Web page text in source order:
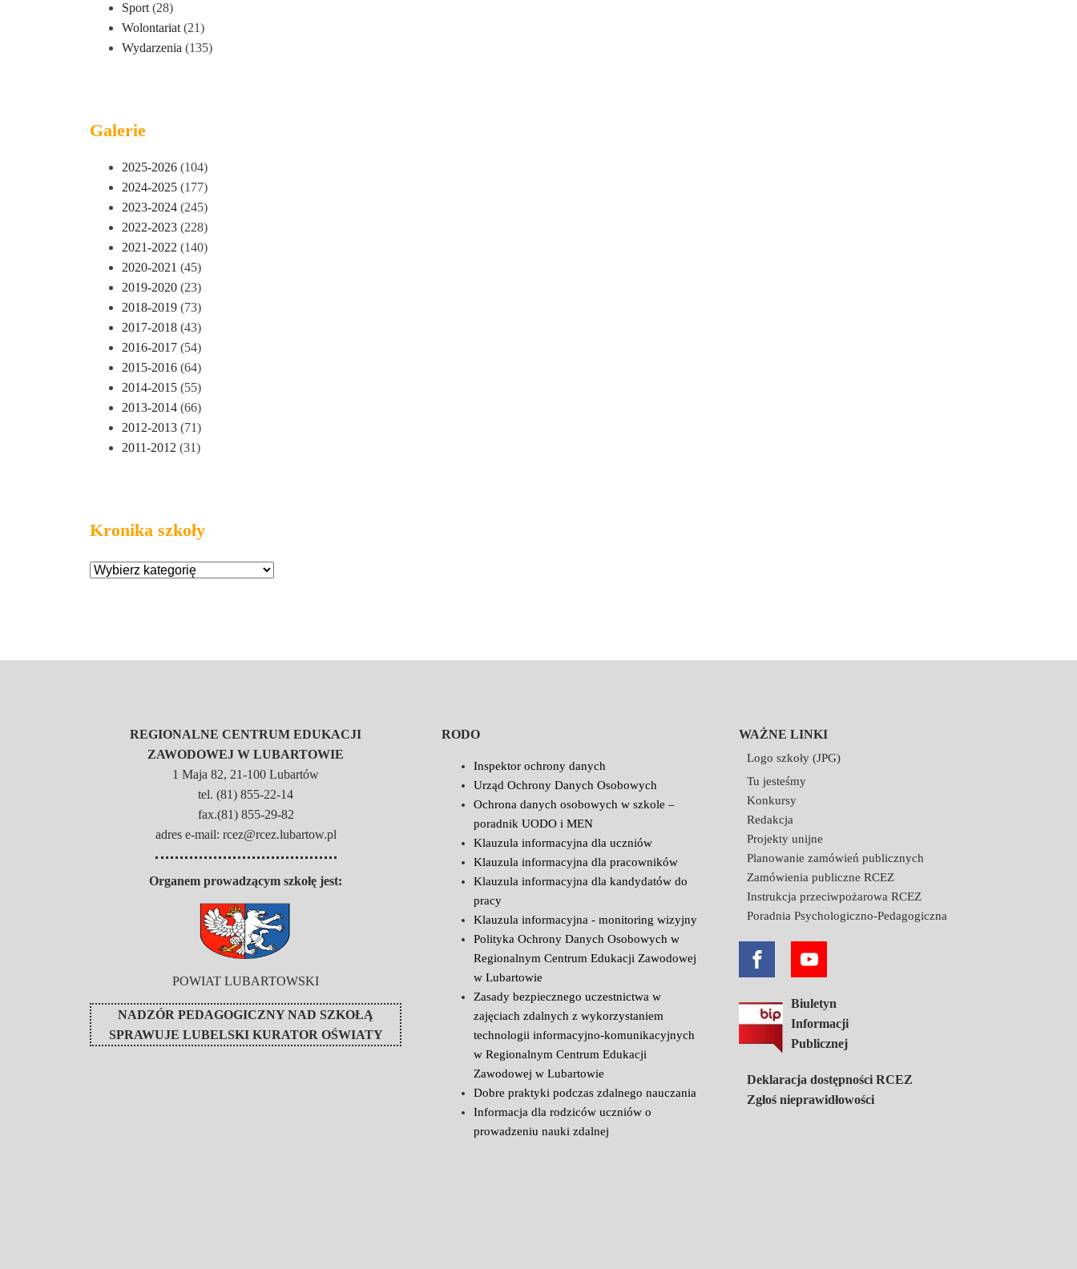
Sport (28)
Wolontariat (21)
Wydarzenia (135)
Galerie
2025-2026 (104)
2024-2025 (177)
2023-2024 (245)
2022-2023 (228)
2021-2022 (140)
2020-2021 (45)
2019-2020 (23)
2018-2019 (73)
2017-2018 (43)
2016-2017 (54)
2015-2016 (64)
2014-2015 (55)
2013-2014 (66)
2012-2013 (71)
2011-2012 (31)
Kronika szkoły
REGIONALNE CENTRUM EDUKACJI
ZAWODOWEJ W LUBARTOWIE
1 Maja 82, 21-100 Lubartów
tel. (81) 855-22-14
fax.(81) 855-29-82
adres e-mail: rcez@rcez.lubartow.pl
Organem prowadzącym szkołę jest:
POWIAT LUBARTOWSKI
NADZÓR PEDAGOGICZNY NAD SZKOŁĄ
SPRAWUJE LUBELSKI KURATOR OŚWIATY
RODO
Inspektor ochrony danych
Urząd Ochrony Danych Osobowych
Ochrona danych osobowych w szkole –
poradnik UODO i MEN
Klauzula informacyjna dla uczniów
Klauzula informacyjna dla pracowników
Klauzula informacyjna dla kandydatów do
pracy
Klauzula informacyjna - monitoring wizyjny
Polityka Ochrony Danych Osobowych w
Regionalnym Centrum Edukacji Zawodowej
w Lubartowie
Zasady bezpiecznego uczestnictwa w
zajęciach zdalnych z wykorzystaniem
technologii informacyjno-komunikacyjnych
w Regionalnym Centrum Edukacji
Zawodowej w Lubartowie
Dobre praktyki podczas zdalnego nauczania
Informacja dla rodziców uczniów o
prowadzeniu nauki zdalnej
WAŻNE LINKI
Logo szkoły (JPG)
Tu jesteśmy
Konkursy
Redakcja
Projekty unijne
Planowanie zamówień publicznych
Zamówienia publiczne RCEZ
Instrukcja przeciwpożarowa RCEZ
Poradnia Psychologiczno-Pedagogiczna
Biuletyn
Informacji
Publicznej
Deklaracja dostępności RCEZ
Zgłoś nieprawidłowości